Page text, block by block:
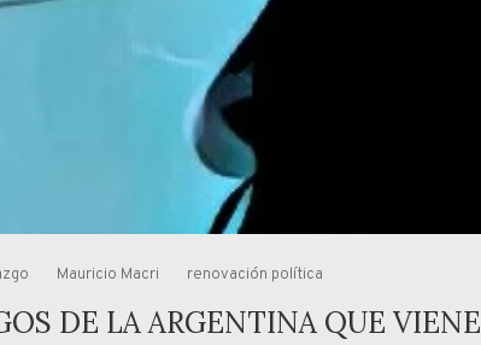
Mauricio Macri renovación política
DE LA ARGENTINA QUE VIENE